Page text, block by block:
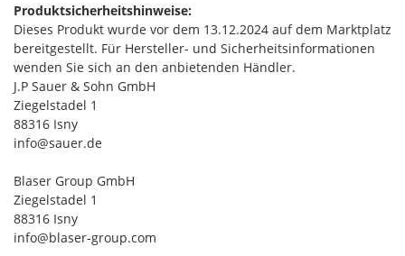
Produktsicherheitshinweise:
Dieses Produkt wurde vor dem 13.12.2024 auf dem Marktplatz
bereitgestellt. Für Hersteller- und Sicherheitsinformationen
wenden Sie sich an den anbietenden Händler.
J.P Sauer & Sohn GmbH
Ziegelstadel 1
88316 Isny
info@sauer.de
Blaser Group GmbH
Ziegelstadel 1
88316 Isny
info@blaser-group.com